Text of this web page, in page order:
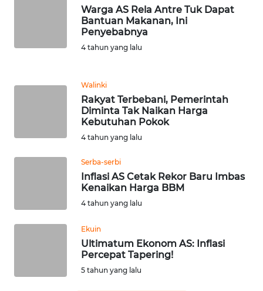
Warga AS Rela Antre Tuk Dapat
Bantuan Makanan, Ini
Penyebabnya
4 tahun yang lalu
Walinki
Rakyat Terbebani, Pemerintah
Diminta Tak Naikan Harga
Kebutuhan Pokok
4 tahun yang lalu
Serba-serbi
Inflasi AS Cetak Rekor Baru Imbas
Kenaikan Harga BBM
4 tahun yang lalu
Ekuin
Ultimatum Ekonom AS: Inflasi
Percepat Tapering!
5 tahun yang lalu
SUMUT
WN